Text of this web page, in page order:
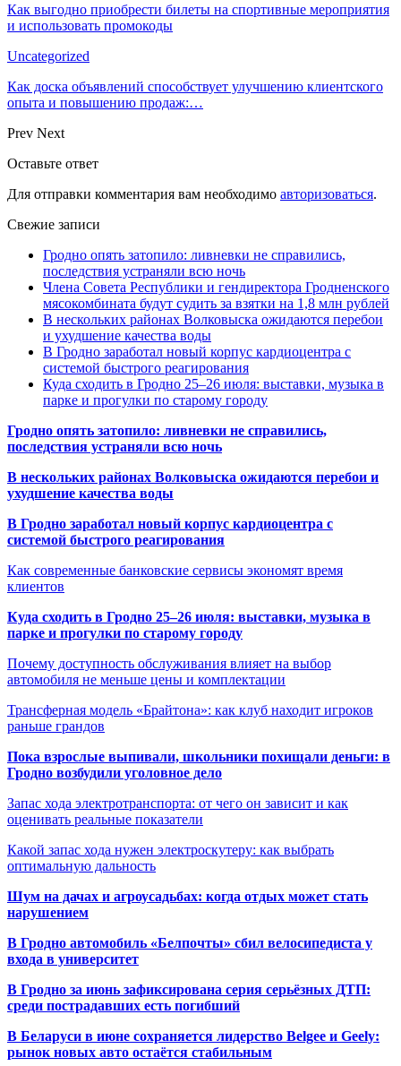
Как выгодно приобрести билеты на спортивные мероприятия
и использовать промокоды
Uncategorized
Как доска объявлений способствует улучшению клиентского
опыта и повышению продаж:…
Prev Next
Оставьте ответ
Для отправки комментария вам необходимо авторизоваться.
Свежие записи
Гродно опять затопило: ливневки не справились,
последствия устраняли всю ночь
Члена Совета Республики и гендиректора Гродненского
мясокомбината будут судить за взятки на 1,8 млн рублей
В нескольких районах Волковыска ожидаются перебои
и ухудшение качества воды
В Гродно заработал новый корпус кардиоцентра с
системой быстрого реагирования
Куда сходить в Гродно 25–26 июля: выставки, музыка в
парке и прогулки по старому городу
Гродно опять затопило: ливневки не справились,
последствия устраняли всю ночь
В нескольких районах Волковыска ожидаются перебои и
ухудшение качества воды
В Гродно заработал новый корпус кардиоцентра с
системой быстрого реагирования
Как современные банковские сервисы экономят время
клиентов
Куда сходить в Гродно 25–26 июля: выставки, музыка в
парке и прогулки по старому городу
Почему доступность обслуживания влияет на выбор
автомобиля не меньше цены и комплектации
Трансферная модель «Брайтона»: как клуб находит игроков
раньше грандов
Пока взрослые выпивали, школьники похищали деньги: в
Гродно возбудили уголовное дело
Запас хода электротранспорта: от чего он зависит и как
оценивать реальные показатели
Какой запас хода нужен электроскутеру: как выбрать
оптимальную дальность
Шум на дачах и агроусадьбах: когда отдых может стать
нарушением
В Гродно автомобиль «Белпочты» сбил велосипедиста у
входа в университет
В Гродно за июнь зафиксирована серия серьёзных ДТП:
среди пострадавших есть погибший
В Беларуси в июне сохраняется лидерство Belgee и Geely:
рынок новых авто остаётся стабильным